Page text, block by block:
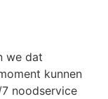
we dat
kunnen
noodservice